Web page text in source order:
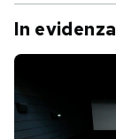
In evidenza